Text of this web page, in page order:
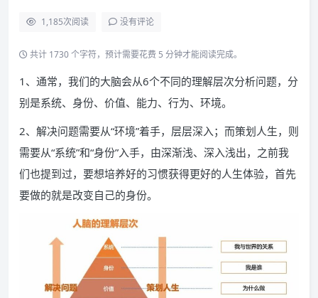
1,185次阅读 没有评论
共计 1730 个字符，预计需要花费 5 分钟才能阅读完成。
1、通常，我们的大脑会从6个不同的理解层次分析问题，分
别是系统、身份、价值、能力、行为、环境。
2、解决问题需要从“环境”着手，层层深入；而策划人生，则
需要从“系统”和“身份”入手，由深渐浅、深入浅出，之前我
们也提到过，要想培养好的习惯获得更好的人生体验，首先
要做的就是改变自己的身份。